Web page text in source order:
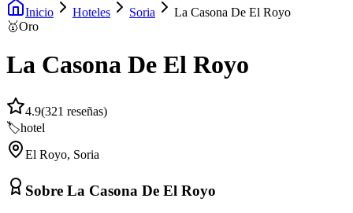
Inicio Hoteles Soria
La Casona De El Royo
🥇Oro
La Casona De El Royo
4.9(321 reseñas)
🏷️hotel
El Royo, Soria
Sobre La Casona De El Royo